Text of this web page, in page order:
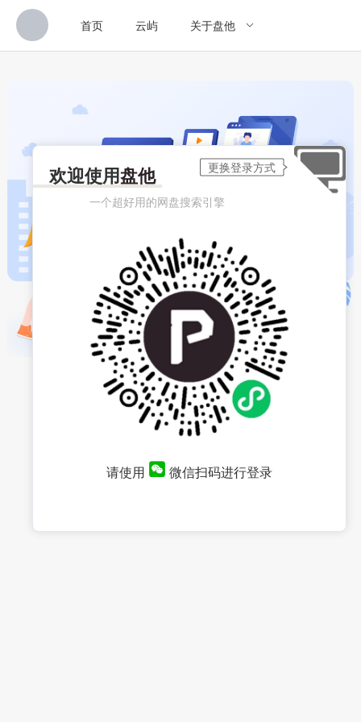
首页 云屿 关于盘他
欢迎使用盘他
一个超好用的网盘搜索引擎
请使用 微信扫码进行登录